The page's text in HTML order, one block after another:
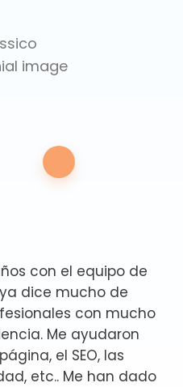
con el equipo de
dice mucho de
con mucho
Me ayudaron
el SEO, las
etc.. Me han dado